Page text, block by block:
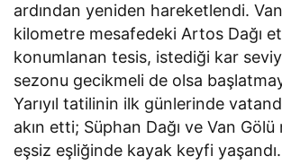
ardından yeniden hareketlendi.
kilometre mesafedeki Artos Dağı
konumlanan tesis, istediği kar
sezonu gecikmeli de olsa
Yarıyıl tatilinin ilk günlerinde
akın etti; Süphan Dağı ve Van Gölü
eşsiz eşliğinde kayak keyfi yaşandı.